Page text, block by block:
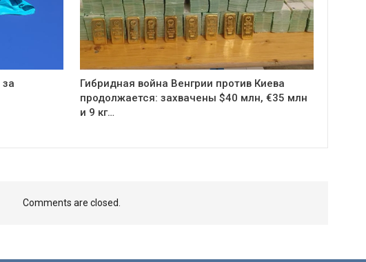
Гибридная война Венгрии против Киева
продолжается: захвачены $40 млн, €35 млн
и 9 кг…
Comments are closed.